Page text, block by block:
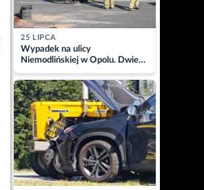
25 LIPCA
Wypadek na ulicy
Niemodlińskiej w Opolu. Dwie
osoby w szpitalu